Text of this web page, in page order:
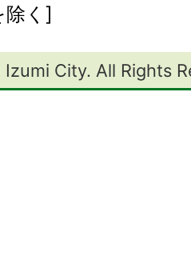
除く]
City. All Rights